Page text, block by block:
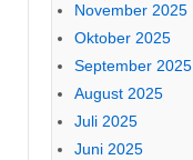
November 2025
Oktober 2025
September 2025
August 2025
Juli 2025
Juni 2025